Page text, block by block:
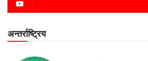
अन्तर्राष्ट्रिय